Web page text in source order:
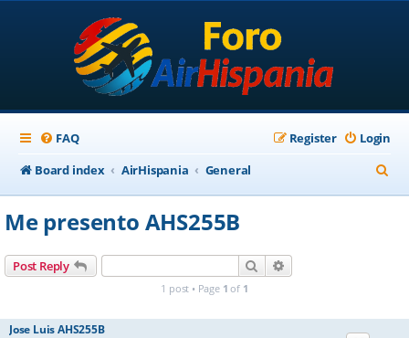
FAQ Login
Register
Board index
AirHispania General
e
Me presento AHS255B
Post Reply Search
1 post • Page 1 of 1
Jose Luis AHS255B